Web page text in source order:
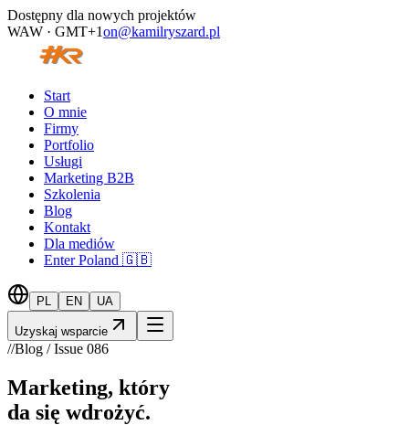
Dostępny dla nowych projektów
WAW · GMT+1on@kamilryszard.pl
Start
O mnie
Firmy
Portfolio
Usługi
Marketing B2B
Szkolenia
Blog
Kontakt
Dla mediów
Enter Poland 🇬🇧
PL EN UA
Uzyskaj wsparcie
//Blog / Issue 086
Marketing, który
da się wdrożyć.